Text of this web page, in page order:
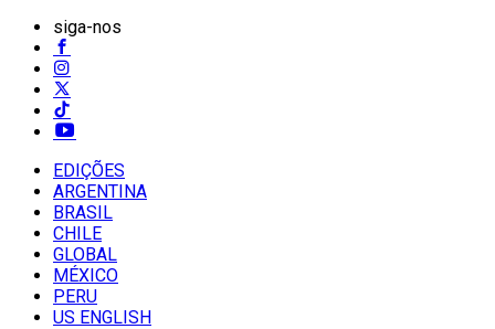
siga-nos
EDIÇÕES
ARGENTINA
BRASIL
CHILE
GLOBAL
MÉXICO
PERU
US ENGLISH